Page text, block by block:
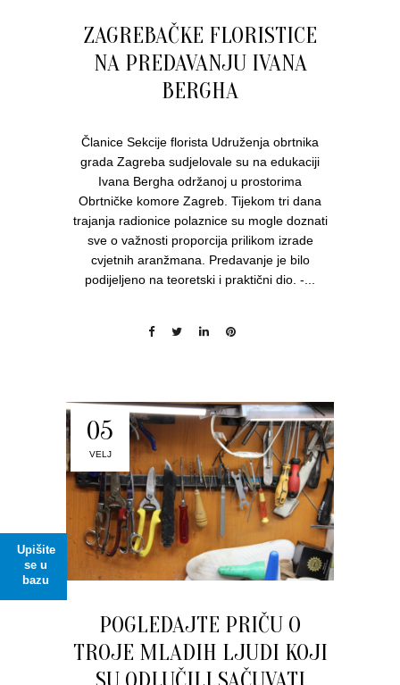
Upišite
se u
bazu
ZAGREBAČKE FLORISTICE
NA PREDAVANJU IVANA
BERGHA
Članice Sekcije florista Udruženja obrtnika
grada Zagreba sudjelovale su na edukaciji
Ivana Bergha održanoj u prostorima
Obrtničke komore Zagreb. Tijekom tri dana
trajanja radionice polaznice su mogle doznati
sve o važnosti proporcija prilikom izrade
cvjetnih aranžmana. Predavanje je bilo
podijeljeno na teoretski i praktični dio. -...
05
VELJ
POGLEDAJTE PRIČU O
TROJE MLADIH LJUDI KOJI